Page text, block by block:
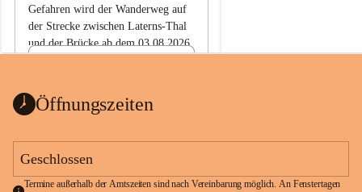
Gefahren wird der Wanderweg auf
der Strecke zwischen Laterns-Thal
und der Brücke ab dem 03.08.2026
ht
1 Seite•0,1 MB
Öffnungszeiten
Geschlossen
Termine außerhalb der Amtszeiten sind nach Vereinbarung möglich. An Fenstertagen